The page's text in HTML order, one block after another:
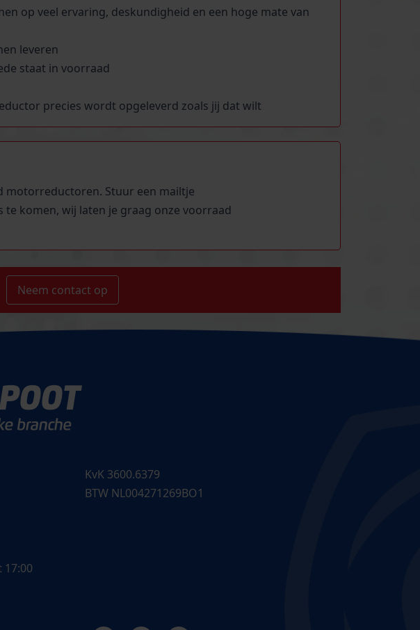
op veel ervaring, deskundigheid en een hoge mate van
leveren
staat in voorraad
precies wordt opgeleverd zoals jij dat wilt
motorreductoren. Stuur een mailtje
te komen, wij laten je graag onze voorraad
Neem contact op
KvK 3600.6379
BTW NL004271269BO1